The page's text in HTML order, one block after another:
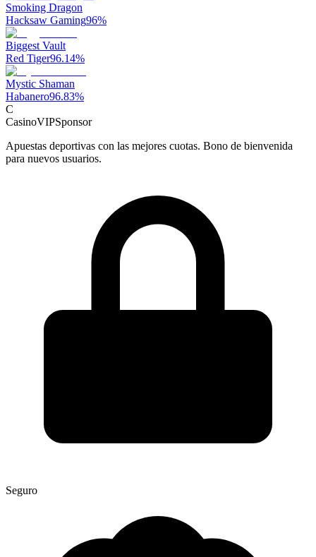
Smoking Dragon
Hacksaw Gaming96%
Biggest Vault
Red Tiger96.14%
Mystic Shaman
Habanero96.83%
C
CasinoVIPSponsor
Apuestas deportivas con las mejores cuotas. Bono de bienvenida
para nuevos usuarios.
Seguro